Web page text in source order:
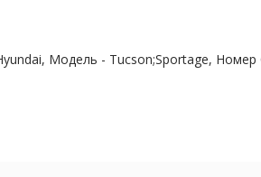
Модель - Tucson;Sportage, Номер